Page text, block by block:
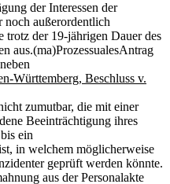
der Interessen der
noch außerordentlich
trotz der 19-jährigen Dauer des
aus.(ma)ProzessualesAntrag
Württemberg, Beschluss v.
zumutbar, die mit einer
Beeinträchtigung ihres
ein
in welchem möglicherweise
geprüft werden könnte.
aus der Personalakte